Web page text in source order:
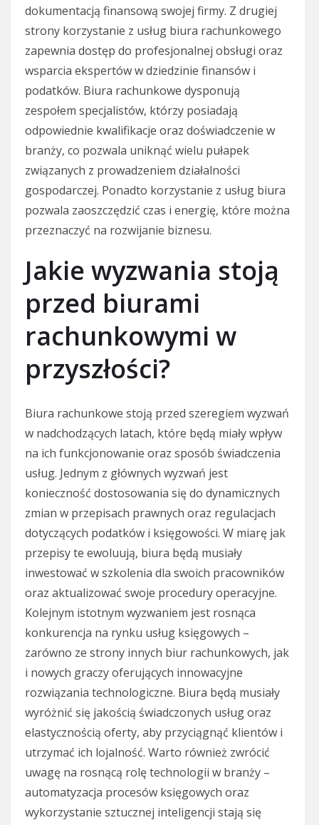
dokumentacją finansową swojej firmy. Z drugiej
strony korzystanie z usług biura rachunkowego
zapewnia dostęp do profesjonalnej obsługi oraz
wsparcia ekspertów w dziedzinie finansów i
podatków. Biura rachunkowe dysponują
zespołem specjalistów, którzy posiadają
odpowiednie kwalifikacje oraz doświadczenie w
branży, co pozwala uniknąć wielu pułapek
związanych z prowadzeniem działalności
gospodarczej. Ponadto korzystanie z usług biura
pozwala zaoszczędzić czas i energię, które można
przeznaczyć na rozwijanie biznesu.
Jakie wyzwania stoją
przed biurami
rachunkowymi w
przyszłości?
Biura rachunkowe stoją przed szeregiem wyzwań
w nadchodzących latach, które będą miały wpływ
na ich funkcjonowanie oraz sposób świadczenia
usług. Jednym z głównych wyzwań jest
konieczność dostosowania się do dynamicznych
zmian w przepisach prawnych oraz regulacjach
dotyczących podatków i księgowości. W miarę jak
przepisy te ewoluują, biura będą musiały
inwestować w szkolenia dla swoich pracowników
oraz aktualizować swoje procedury operacyjne.
Kolejnym istotnym wyzwaniem jest rosnąca
konkurencja na rynku usług księgowych –
zarówno ze strony innych biur rachunkowych, jak
i nowych graczy oferujących innowacyjne
rozwiązania technologiczne. Biura będą musiały
wyróżnić się jakością świadczonych usług oraz
elastycznością oferty, aby przyciągnąć klientów i
utrzymać ich lojalność. Warto również zwrócić
uwagę na rosnącą rolę technologii w branży –
automatyzacja procesów księgowych oraz
wykorzystanie sztucznej inteligencji stają się